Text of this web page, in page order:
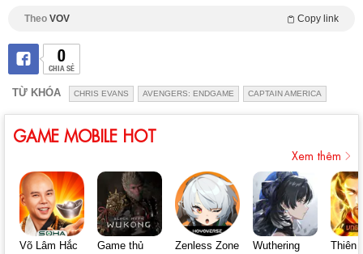
Theo VOV Copy link
0
CHIA SẺ
TỪ KHÓA CHRIS EVANS AVENGERS: ENDGAME CAPTAIN AMERICA
GAME MOBILE HOT
Xem thêm
Võ Lâm Hắc
Game thủ
Zenless Zone
Wuthering
Thiên